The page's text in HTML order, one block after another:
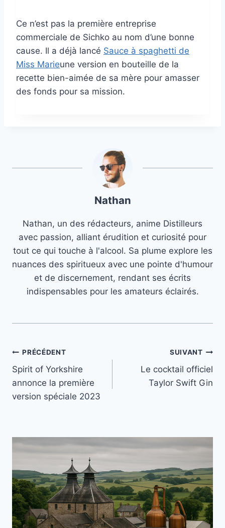
Ce n’est pas la première entreprise
commerciale de Sichko au nom d’une bonne
cause. Il a déjà lancé Sauce à spaghetti de
Miss Marieune version en bouteille de la
recette bien-aimée de sa mère pour amasser
des fonds pour sa mission.
Nathan
Nathan, un des rédacteurs, anime Distilleurs
avec passion, alliant érudition et curiosité pour
tout ce qui touche à l'alcool. Sa plume explore les
nuances des spiritueux avec une pointe d'humour
et de discernement, rendant ses écrits
indispensables pour les amateurs éclairés.
Navigation
de
l’article
PRÉCÉDENT
Spirit of Yorkshire
annonce la première
version spéciale 2023
SUIVANT
Le cocktail officiel
Taylor Swift Gin